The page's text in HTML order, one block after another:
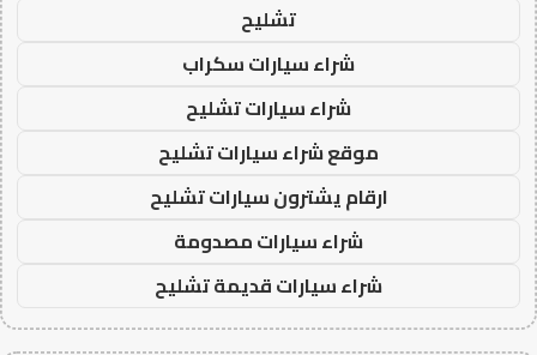
تشليح
شراء سيارات سكراب
شراء سيارات تشليح
موقع شراء سيارات تشليح
ارقام يشترون سيارات تشليح
شراء سيارات مصدومة
شراء سيارات قديمة تشليح